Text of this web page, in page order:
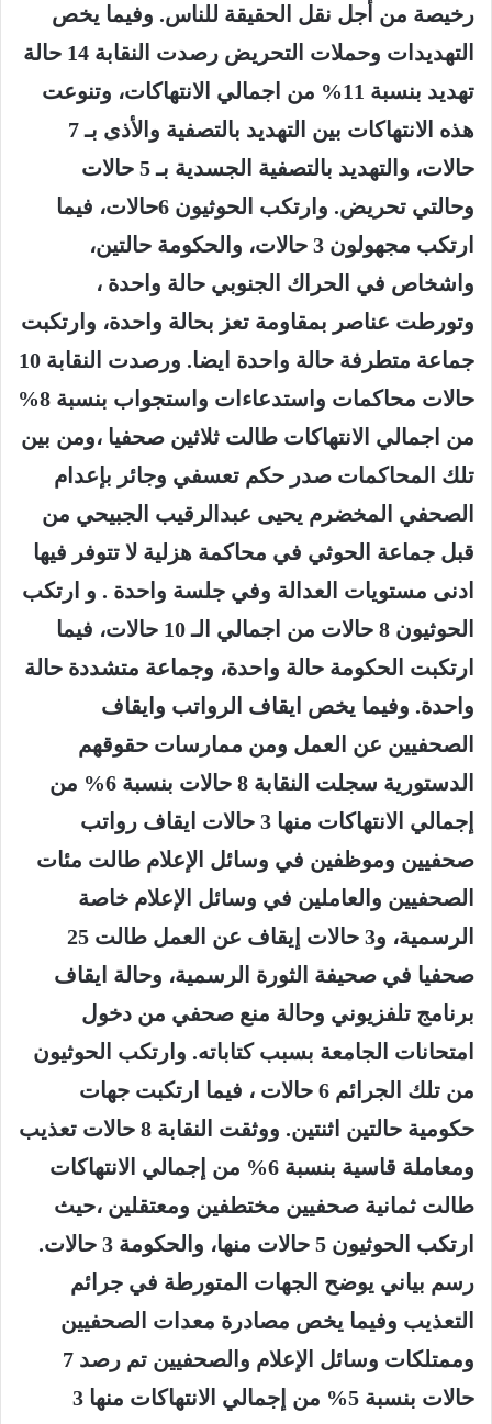
رخيصة من أجل نقل الحقيقة للناس. وفيما يخص
التهديدات وحملات التحريض رصدت النقابة 14 حالة
تهديد بنسبة 11% من اجمالي الانتهاكات، وتنوعت
هذه الانتهاكات بين التهديد بالتصفية والأذى بـ 7
حالات، والتهديد بالتصفية الجسدية بـ 5 حالات
وحالتي تحريض. وارتكب الحوثيون 6حالات، فيما
ارتكب مجهولون 3 حالات، والحكومة حالتين،
واشخاص في الحراك الجنوبي حالة واحدة ،
وتورطت عناصر بمقاومة تعز بحالة واحدة، وارتكبت
جماعة متطرفة حالة واحدة ايضا. ورصدت النقابة 10
حالات محاكمات واستدعاءات واستجواب بنسبة 8%
من اجمالي الانتهاكات طالت ثلاثين صحفيا ،ومن بين
تلك المحاكمات صدر حكم تعسفي وجائر بإعدام
الصحفي المخضرم يحيى عبدالرقيب الجبيحي من
قبل جماعة الحوثي في محاكمة هزلية لا تتوفر فيها
ادنى مستويات العدالة وفي جلسة واحدة . و ارتكب
الحوثيون 8 حالات من اجمالي الـ 10 حالات، فيما
ارتكبت الحكومة حالة واحدة، وجماعة متشددة حالة
واحدة. وفيما يخص ايقاف الرواتب وايقاف
الصحفيين عن العمل ومن ممارسات حقوقهم
الدستورية سجلت النقابة 8 حالات بنسبة 6% من
إجمالي الانتهاكات منها 3 حالات ايقاف رواتب
صحفيين وموظفين في وسائل الإعلام طالت مئات
الصحفيين والعاملين في وسائل الإعلام خاصة
الرسمية، و3 حالات إيقاف عن العمل طالت 25
صحفيا في صحيفة الثورة الرسمية، وحالة ايقاف
برنامج تلفزيوني وحالة منع صحفي من دخول
امتحانات الجامعة بسبب كتاباته. وارتكب الحوثيون
من تلك الجرائم 6 حالات ، فيما ارتكبت جهات
حكومية حالتين اثنتين. ووثقت النقابة 8 حالات تعذيب
ومعاملة قاسية بنسبة 6% من إجمالي الانتهاكات
طالت ثمانية صحفيين مختطفين ومعتقلين ،حيث
ارتكب الحوثيون 5 حالات منها، والحكومة 3 حالات.
رسم بياني يوضح الجهات المتورطة في جرائم
التعذيب وفيما يخص مصادرة معدات الصحفيين
وممتلكات وسائل الإعلام والصحفيين تم رصد 7
حالات بنسبة 5% من إجمالي الانتهاكات منها 3